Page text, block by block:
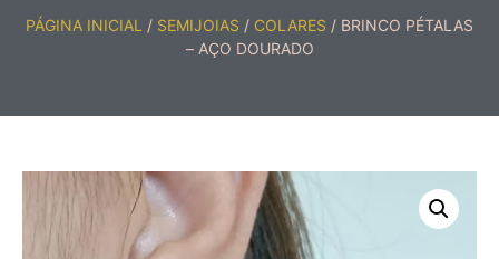
PÁGINA INICIAL / SEMIJOIAS / COLARES / BRINCO PÉTALAS
– AÇO DOURADO